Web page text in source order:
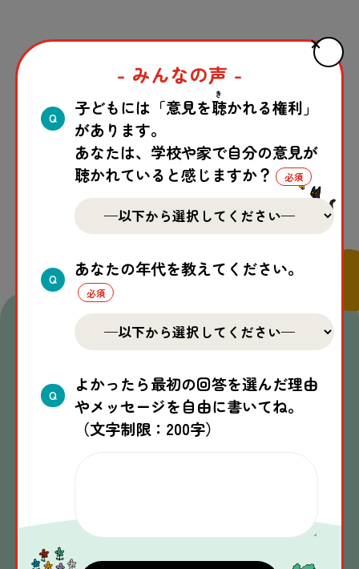
この記事はいかがでしたか？
関連する記事
2026.07.31
- みんなの声 -
Q
子どもには「意見を聴
き
かれる権利」
があります。
あなたは、学校や家で自分の意見が
聴かれていると感じますか？
Q
あなたの年代を教えてください。
Q
よかったら最初の回答を選んだ理由
やメッセージを自由に書いてね。
（文字制限：200字）